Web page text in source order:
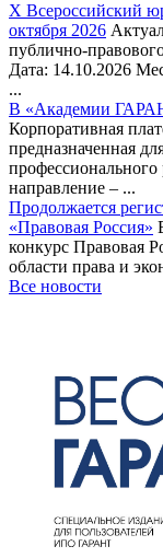
Х Всероссийский
октября 2026
публично-
Дата: 14.10.2026
...
В «Академии
Корпоративная
предназначенная
профессионального
направление – ...
Продолжается
«Правовая Россия»
конкурс Правовая
области права и
Все новости